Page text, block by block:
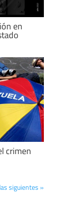
en
crimen
siguientes »